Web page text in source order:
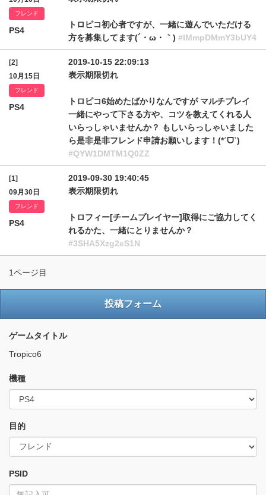
フレンド
PS4
トロピコ初心者ですが、一緒に遊んでいただける
方を募集してます(´・ω・｀) #IMmpDMmY3bUY4
[2]
10月15日
フレンド
PS4
2019-10-15 22:09:13
表示期限切れ
トロピコ6始めたばかりなんですが マルチプレイ
一緒にやって下さる方や、コツを教えてくれる人
いらっしゃいませんか？ もしいらっしゃいました
ら是非是非フレンド申請お願いします！(*ˊᗜˋ)
#QYW1DMTM1Q0ZZ
[1]
09月30日
フレンド
PS4
2019-09-30 19:40:45
表示期限切れ
トロフィー[チームプレイヤー]取得にご協力してく
れるかた、一緒にとりませんか？
#3SHA5Xzg2eS1N
1ページ目
投稿フォーム
ゲームタイトル
Tropico6
機種
目的
PSID